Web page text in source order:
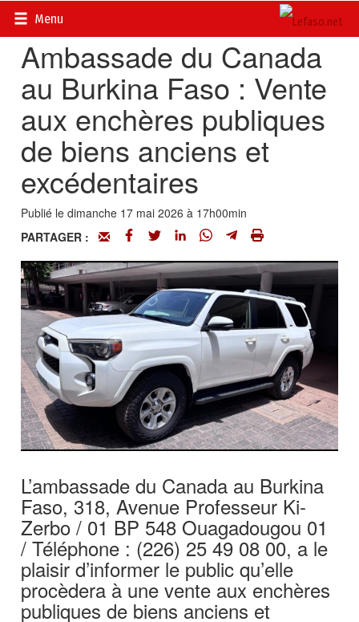
Menu
Accueil>
Ambassade du Canada
au Burkina Faso : Vente
aux enchères publiques
de biens anciens et
excédentaires
Publié le dimanche 17 mai 2026 à 17h00min
PARTAGER :
L’ambassade du Canada au Burkina
Faso, 318, Avenue Professeur Ki-
Zerbo / 01 BP 548 Ouagadougou 01
/ Téléphone : (226) 25 49 08 00, a le
plaisir d’informer le public qu’elle
procèdera à une vente aux enchères
publiques de biens anciens et